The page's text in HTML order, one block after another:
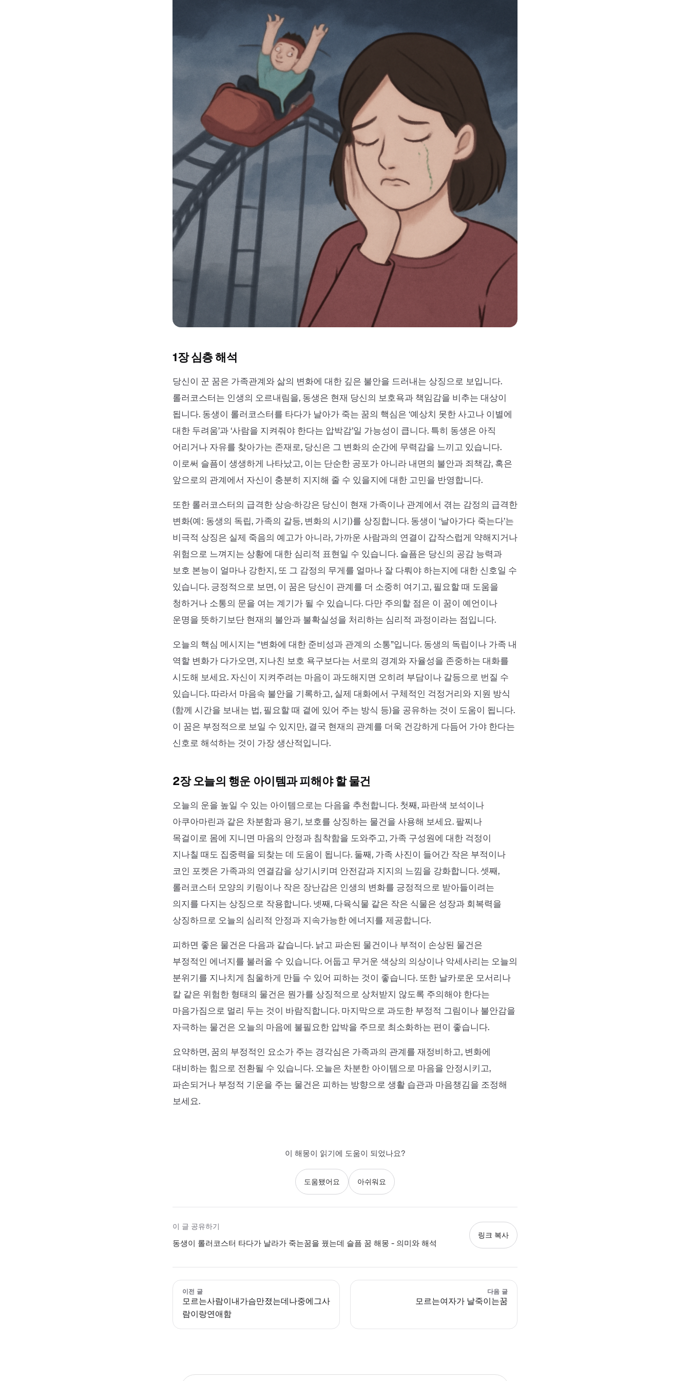
1장 심층 해석
당신이 꾼 꿈은 가족관계와 삶의 변화에 대한 깊은 불안을 드러내는 상징으로 보입니다.
롤러코스터는 인생의 오르내림을, 동생은 현재 당신의 보호욕과 책임감을 비추는 대상이
됩니다. 동생이 롤러코스터를 타다가 날아가 죽는 꿈의 핵심은 ‘예상치 못한 사고나 이별에
대한 두려움’과 ‘사람을 지켜줘야 한다는 압박감’일 가능성이 큽니다. 특히 동생은 아직
어리거나 자유를 찾아가는 존재로, 당신은 그 변화의 순간에 무력감을 느끼고 있습니다.
이로써 슬픔이 생생하게 나타났고, 이는 단순한 공포가 아니라 내면의 불안과 죄책감, 혹은
앞으로의 관계에서 자신이 충분히 지지해 줄 수 있을지에 대한 고민을 반영합니다.
또한 롤러코스터의 급격한 상승·하강은 당신이 현재 가족이나 관계에서 겪는 감정의 급격한
변화(예: 동생의 독립, 가족의 갈등, 변화의 시기)를 상징합니다. 동생이 ‘날아가다 죽는다’는
비극적 상징은 실제 죽음의 예고가 아니라, 가까운 사람과의 연결이 갑작스럽게 약해지거나
위험으로 느껴지는 상황에 대한 심리적 표현일 수 있습니다. 슬픔은 당신의 공감 능력과
보호 본능이 얼마나 강한지, 또 그 감정의 무게를 얼마나 잘 다뤄야 하는지에 대한 신호일 수
있습니다. 긍정적으로 보면, 이 꿈은 당신이 관계를 더 소중히 여기고, 필요할 때 도움을
청하거나 소통의 문을 여는 계기가 될 수 있습니다. 다만 주의할 점은 이 꿈이 예언이나
운명을 뜻하기보단 현재의 불안과 불확실성을 처리하는 심리적 과정이라는 점입니다.
오늘의 핵심 메시지는 “변화에 대한 준비성과 관계의 소통”입니다. 동생의 독립이나 가족 내
역할 변화가 다가오면, 지나친 보호 욕구보다는 서로의 경계와 자율성을 존중하는 대화를
시도해 보세요. 자신이 지켜주려는 마음이 과도해지면 오히려 부담이나 갈등으로 번질 수
있습니다. 따라서 마음속 불안을 기록하고, 실제 대화에서 구체적인 걱정거리와 지원 방식
(함께 시간을 보내는 법, 필요할 때 곁에 있어 주는 방식 등)을 공유하는 것이 도움이 됩니다.
이 꿈은 부정적으로 보일 수 있지만, 결국 현재의 관계를 더욱 건강하게 다듬어 가야 한다는
신호로 해석하는 것이 가장 생산적입니다.
2장 오늘의 행운 아이템과 피해야 할 물건
오늘의 운을 높일 수 있는 아이템으로는 다음을 추천합니다. 첫째, 파란색 보석이나
아쿠아마린과 같은 차분함과 용기, 보호를 상징하는 물건을 사용해 보세요. 팔찌나
목걸이로 몸에 지니면 마음의 안정과 침착함을 도와주고, 가족 구성원에 대한 걱정이
지나칠 때도 집중력을 되찾는 데 도움이 됩니다. 둘째, 가족 사진이 들어간 작은 부적이나
코인 포켓은 가족과의 연결감을 상기시키며 안전감과 지지의 느낌을 강화합니다. 셋째,
롤러코스터 모양의 키링이나 작은 장난감은 인생의 변화를 긍정적으로 받아들이려는
의지를 다지는 상징으로 작용합니다. 넷째, 다육식물 같은 작은 식물은 성장과 회복력을
상징하므로 오늘의 심리적 안정과 지속가능한 에너지를 제공합니다.
피하면 좋은 물건은 다음과 같습니다. 낡고 파손된 물건이나 부적이 손상된 물건은
부정적인 에너지를 불러올 수 있습니다. 어둡고 무거운 색상의 의상이나 악세사리는 오늘의
분위기를 지나치게 침울하게 만들 수 있어 피하는 것이 좋습니다. 또한 날카로운 모서리나
칼 같은 위험한 형태의 물건은 뭔가를 상징적으로 상처받지 않도록 주의해야 한다는
마음가짐으로 멀리 두는 것이 바람직합니다. 마지막으로 과도한 부정적 그림이나 불안감을
자극하는 물건은 오늘의 마음에 불필요한 압박을 주므로 최소화하는 편이 좋습니다.
요약하면, 꿈의 부정적인 요소가 주는 경각심은 가족과의 관계를 재정비하고, 변화에
대비하는 힘으로 전환될 수 있습니다. 오늘은 차분한 아이템으로 마음을 안정시키고,
파손되거나 부정적 기운을 주는 물건은 피하는 방향으로 생활 습관과 마음챙김을 조정해
보세요.
이 해몽이 읽기에 도움이 되었나요?
도움됐어요 아쉬워요
이 글 공유하기
동생이 롤러코스터 타다가 날라가 죽는꿈을 꿨는데 슬픔 꿈 해몽 - 의미와 해석
링크 복사
이전 글
모르는사람이내가슴만졌는데나중에그사
람이랑연애함
다음 글
모르는여자가 날죽이는꿈